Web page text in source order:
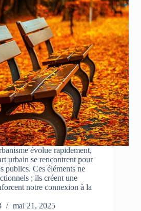
évolue rapidement,
urbain se rencontrent pour
publics. Ces éléments ne
; ils créent une
notre connexion à la
mai 21, 2025